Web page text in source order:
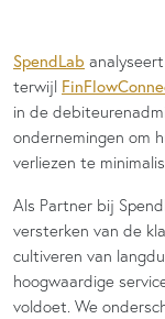
SpendLab
terwijl
in de
ondernemingen om
verliezen te
Als Partner bij
versterken van de
cultiveren van
hoogwaardige
voldoet. We